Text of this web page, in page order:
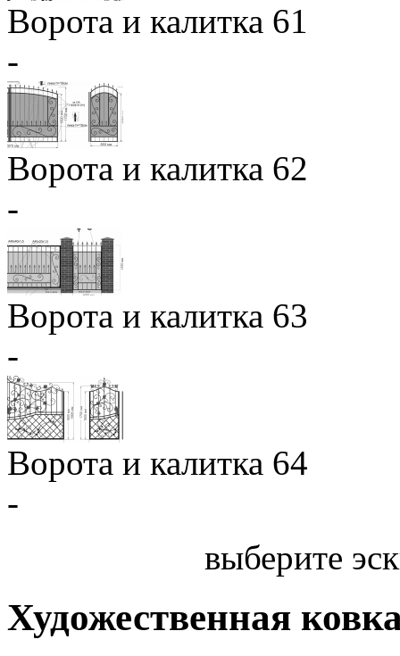
Ворота и калитка 61
-
Ворота и калитка 62
-
Ворота и калитка 63
-
Ворота и калитка 64
-
выберите
Художественная